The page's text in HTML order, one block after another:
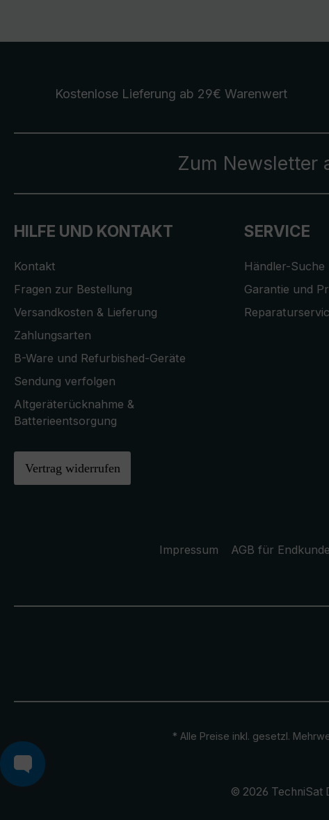
Kostenlose Lieferung ab 29€ Warenwert
Zum Newsletter
HILFE UND KONTAKT
Kontakt
Fragen zur Bestellung
Versandkosten & Lieferung
Zahlungsarten
B-Ware und Refurbished-Geräte
Sendung verfolgen
Altgeräterücknahme &
Batterieentsorgung
Vertrag widerrufen
SERVICE
Händler-Suche
Garantie und
Impressum AGB für
* Alle Preise inkl. gesetzl.
© 2026 TechniSat